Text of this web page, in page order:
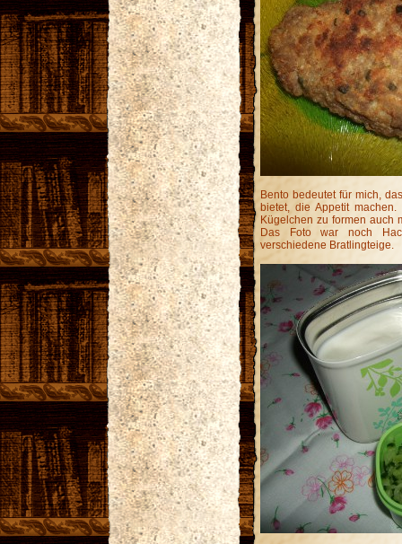
Bento bedeutet für mich,
bietet, die Appetit
Kügelchen zu formen auch
Das Foto war noch
verschiedene Bratlingteige.